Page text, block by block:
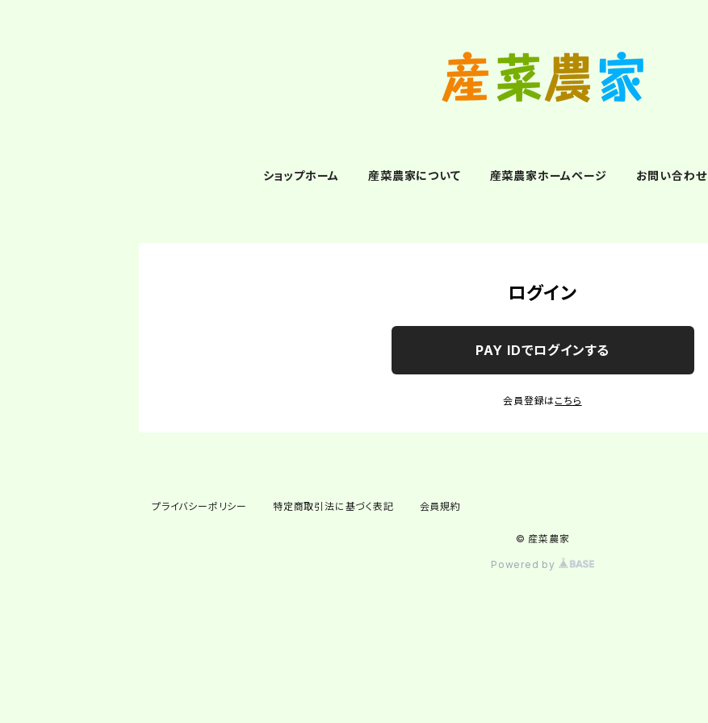
ショップホーム 産菜農家について 産菜農家ホームページ お問い合わせ
ログイン
PAY IDでログインする
会員登録はこちら
プライバシーポリシー 特定商取引法に基づく表記 会員規約
© 産菜農家
Powered by